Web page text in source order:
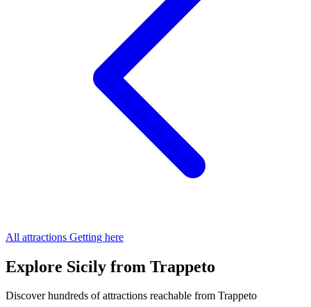
All attractions Getting here
Explore Sicily from Trappeto
Discover hundreds of attractions reachable from Trappeto